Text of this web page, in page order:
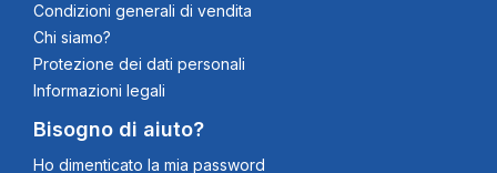
Condizioni generali di vendita
Chi siamo?
Protezione dei dati personali
Informazioni legali
Bisogno di aiuto?
Ho dimenticato la mia password